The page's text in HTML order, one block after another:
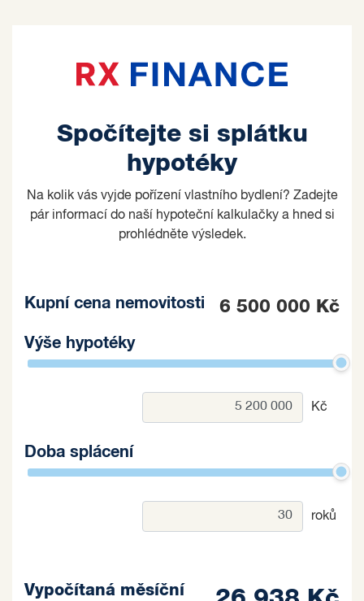
Spočítejte si splátku
hypotéky
Na kolik vás vyjde pořízení vlastního bydlení? Zadejte
pár informací do naší hypoteční kalkulačky a hned si
prohlédněte výsledek.
Kupní cena nemovitosti 6 500 000 Kč
Výše hypotéky
Kč
Doba splácení
roků
Vypočítaná měsíční